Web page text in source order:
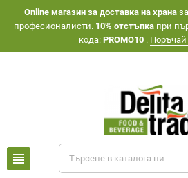
Оnline магазин за доставка на храна
професионалисти. 10% отстъпкапри
кода: PROMO10 .
view_headline